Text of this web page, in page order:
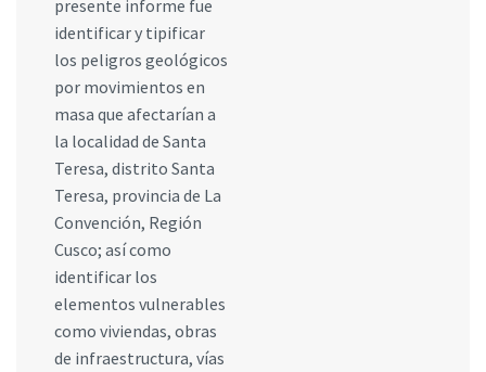
presente informe fue
identificar y tipificar
los peligros geológicos
por movimientos en
masa que afectarían a
la localidad de Santa
Teresa, distrito Santa
Teresa, provincia de La
Convención, Región
Cusco; así como
identificar los
elementos vulnerables
como viviendas, obras
de infraestructura, vías